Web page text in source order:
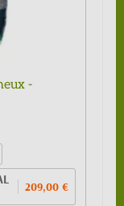
-
209,00 €